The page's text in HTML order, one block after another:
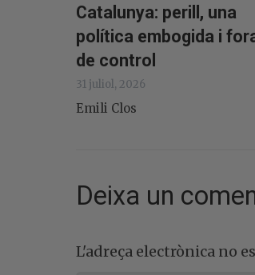
Catalunya: perill, una
política embogida i
de control
31 juliol, 2026
Emili Clos
Deixa un
L'adreça electrònica no